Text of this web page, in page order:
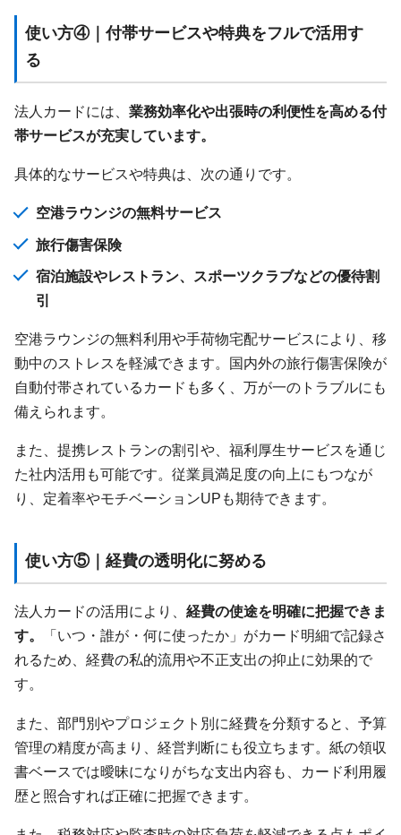
使い方④｜付帯サービスや特典をフルで活用す
る
法人カードには、 業務効率化や出張時の利便性を高める付
帯サービスが充実しています。
具体的なサービスや特典は、次の通りです。
空港ラウンジの無料サービス
旅行傷害保険
宿泊施設やレストラン、スポーツクラブなどの優待割
引
空港ラウンジの無料利用や手荷物宅配サービスにより、移
動中のストレスを軽減できます。国内外の旅行傷害保険が
自動付帯されているカードも多く、万が一のトラブルにも
備えられます。
また、提携レストランの割引や、福利厚生サービスを通じ
た社内活用も可能です。従業員満足度の向上にもつなが
り、定着率やモチベーションUPも期待できます。
使い方⑤｜経費の透明化に努める
法人カードの活用により、 経費の使途を明確に把握できま
す。
「いつ・誰が・何に使ったか」がカード明細で記録さ
れるため、経費の私的流用や不正支出の抑止に効果的で
す。
また、部門別やプロジェクト別に経費を分類すると、予算
管理の精度が高まり、経営判断にも役立ちます。紙の領収
書ベースでは曖昧になりがちな支出内容も、カード利用履
歴と照合すれば正確に把握できます。